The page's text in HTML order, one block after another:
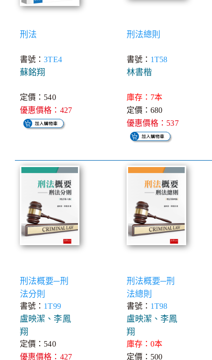
刑法
書號：3TE4
蘇銘翔
定價：540
優惠價格：427
刑法總則
書號： 1T58
林書楷
庫存：7本
定價：680
優惠價格：537
刑法概要─刑
法分則
書號： 1T99
盧映潔、李鳳
翔
定價：540
優惠價格：427
刑法概要─刑
法總則
書號： 1T98
盧映潔、李鳳
翔
庫存：0本
定價：500